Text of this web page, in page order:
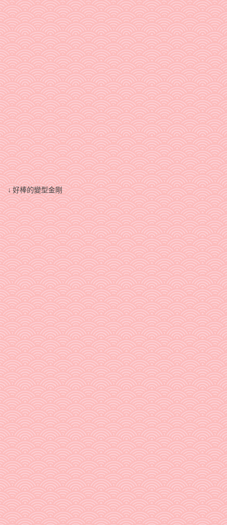
↓ 好棒的變型金剛